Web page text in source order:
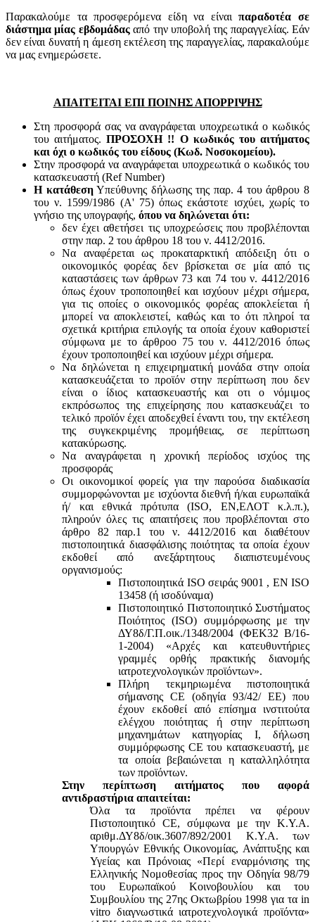
Παρακαλούμε τα προσφερόμενα είδη να είναιπαραδοτέα σε
διάστημα μίας εβδομάδαςαπό την υποβολή της παραγγελίας. Εάν
δεν είναι δυνατή η άμεση εκτέλεση της παραγγελίας, παρακαλούμε
να μας ενημερώσετε.
ΑΠΑΙΤΕΙΤΑΙ ΕΠΙ ΠΟΙΝΗΣ ΑΠΟΡΡΙΨΗΣ
Στη προσφορά σας να αναγράφεται υποχρεωτικά ο κωδικός
του αιτήματος.ΠΡΟΣΟΧΗ !! Ο κωδικός του αιτήματος
και όχι ο κωδικός του είδους (Κωδ. Νοσοκομείου).
Στην προσφορά να αναγράφεται υποχρεωτικά ο κωδικός του
κατασκευαστή (Ref Number)
Η κατάθεσηΥπεύθυνης δήλωσης της παρ. 4 του άρθρου 8
του ν. 1599/1986 (Α' 75) όπως εκάστοτε ισχύει, χωρίς το
γνήσιο της υπογραφής, όπου να δηλώνεται ότι:
δεν έχει αθετήσει τις υποχρεώσεις που προβλέπονται
στην παρ. 2 του άρθρου 18 του ν. 4412/2016.
Να αναφέρεται ως προκαταρκτική απόδειξη ότι ο
οικονομικός φορέας δεν βρίσκεται σε μία από τις
καταστάσεις των άρθρων 73 και 74 του ν. 4412/2016
όπως έχουν τροποποιηθεί και ισχύουν μέχρι σήμερα,
για τις οποίες ο οικονομικός φορέας αποκλείεται ή
μπορεί να αποκλειστεί, καθώς και το ότι πληροί τα
σχετικά κριτήρια επιλογής τα οποία έχουν καθοριστεί
σύμφωνα με τo άρθροo 75 του ν. 4412/2016 όπως
έχουν τροποποιηθεί και ισχύουν μέχρι σήμερα.
Να δηλώνεται η επιχειρηματική μονάδα στην οποία
κατασκευάζεται το προϊόν στην περίπτωση που δεν
είναι ο ίδιος κατασκευαστής και oτι ο νόμιμος
εκπρόσωπος της επιχείρησης που κατασκευάζει το
τελικό προϊόν έχει αποδεχθεί έναντι του, την εκτέλεση
της συγκεκριμένης προμήθειας, σε περίπτωση
κατακύρωσης.
Να αναγράφεται η χρονική περίοδος ισχύος της
προσφοράς
Οι οικονομικοί φορείς για την παρούσα διαδικασία
συμμορφώνονται με ισχύοντα διεθνή ή/και ευρωπαϊκά
ή/ και εθνικά πρότυπα (ISO, ΕΝ,ΕΛΟΤ κ.λ.π.),
πληρούν όλες τις απαιτήσεις που προβλέπονται στο
άρθρο 82 παρ.1 του ν. 4412/2016 και διαθέτουν
πιστοποιητικά διασφάλισης ποιότητας τα οποία έχουν
εκδοθεί από ανεξάρτητους διαπιστευμένους
οργανισμούς:
Πιστοποιητικά ISO σειράς 9001 , ΕΝ ISO
13458 (ή ισοδύναμα)
Πιστοποιητικό Πιστοποιητικό Συστήματος
Ποιότητος (ISO) συμμόρφωσης με την
ΔΥ8δ/Γ.Π.οικ./1348/2004 (ΦΕΚ32 Β/16-
1-2004) «Αρχές και κατευθυντήριες
γραμμές ορθής πρακτικής διανομής
ιατροτεχνολογικών προϊόντων».
Πλήρη τεκμηριωμένα πιστοποιητικά
σήμανσης CE (οδηγία 93/42/ ΕΕ) που
έχουν εκδοθεί από επίσημα ινστιτούτα
ελέγχου ποιότητας ή στην περίπτωση
μηχανημάτων κατηγορίας Ι, δήλωση
συμμόρφωσης CE του κατασκευαστή, με
τα οποία βεβαιώνεται η καταλληλότητα
των προϊόντων.
Στην περίπτωση αιτήματος που αφορά
αντιδραστήρια απαιτείται:
Όλα τα προϊόντα πρέπει να φέρουν
Πιστοποιητικό CE, σύμφωνα με την Κ.Υ.Α.
αριθμ.ΔΥ8δ/οικ.3607/892/2001 Κ.Υ.Α. των
Υπουργών Εθνικής Οικονομίας, Ανάπτυξης και
Υγείας και Πρόνοιας «Περί εναρμόνισης της
Ελληνικής Νομοθεσίας προς την Οδηγία 98/79
του Ευρωπαϊκού Κοινοβουλίου και του
Συμβουλίου της 27ης Οκτωβρίου 1998 για τα in
vitro διαγνωστικά ιατροτεχνολογικά προϊόντα»